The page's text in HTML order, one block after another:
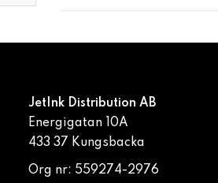
JetInk Distribution AB
Energigatan 10A
433 37 Kungsbacka
Org nr: 559274-2976